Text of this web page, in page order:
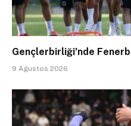
Gençlerbirliği’nde
9 Ağustos 2026